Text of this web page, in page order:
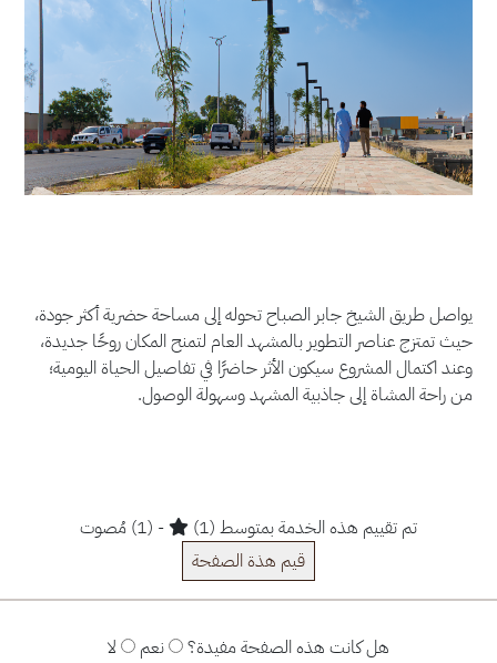
يواصل طريق الشيخ جابر الصباح تحوله إلى مساحة حضرية أكثر جودة،
حيث تمتزج عناصر التطوير بالمشهد العام لتمنح المكان روحًا جديدة،
وعند اكتمال المشروع سيكون الأثر حاضرًا في تفاصيل الحياة اليومية؛
من راحة المشاة إلى جاذبية المشهد وسهولة الوصول.
تم تقييم هذه الخدمة بمتوسط (1)
- (1) مُصوت
قيم هذة الصفحة
هل كانت هذه الصفحة مفيدة؟ نعم
لا